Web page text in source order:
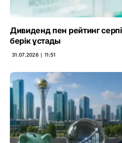
Дивиденд пен рейтинг
берік ұстады
31.07.2026 ∣ 11:51